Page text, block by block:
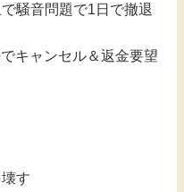
騒音問題で1日で撤退
キャンセル＆返金要望
す